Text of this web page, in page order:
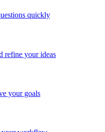
quickly
refine your ideas
your goals